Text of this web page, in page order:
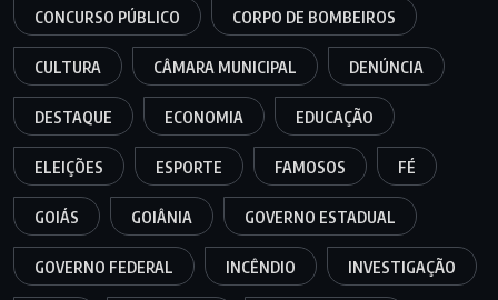
CONCURSO PÚBLICO CORPO DE BOMBEIROS
CULTURA CÂMARA MUNICIPAL DENÚNCIA
DESTAQUE ECONOMIA EDUCAÇÃO
ELEIÇÕES ESPORTE FAMOSOS FÉ
GOIÁS GOIÂNIA GOVERNO ESTADUAL
GOVERNO FEDERAL INCÊNDIO INVESTIGAÇÃO